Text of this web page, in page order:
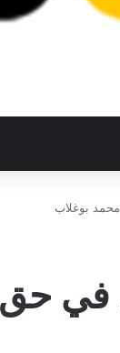
بوغلاب
في